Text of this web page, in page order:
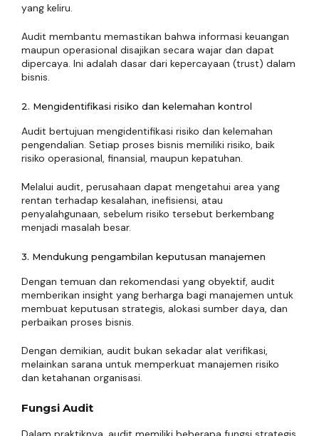
yang keliru.
Audit membantu memastikan bahwa informasi keuangan
maupun operasional disajikan secara wajar dan dapat
dipercaya. Ini adalah dasar dari kepercayaan (trust) dalam
bisnis.
2. Mengidentifikasi risiko dan kelemahan kontrol
Audit bertujuan mengidentifikasi risiko dan kelemahan
pengendalian. Setiap proses bisnis memiliki risiko, baik
risiko operasional, finansial, maupun kepatuhan.
Melalui audit, perusahaan dapat mengetahui area yang
rentan terhadap kesalahan, inefisiensi, atau
penyalahgunaan, sebelum risiko tersebut berkembang
menjadi masalah besar.
3. Mendukung pengambilan keputusan manajemen
Dengan temuan dan rekomendasi yang obyektif, audit
memberikan insight yang berharga bagi manajemen untuk
membuat keputusan strategis, alokasi sumber daya, dan
perbaikan proses bisnis.
Dengan demikian, audit bukan sekadar alat verifikasi,
melainkan sarana untuk memperkuat manajemen risiko
dan ketahanan organisasi.
Fungsi Audit